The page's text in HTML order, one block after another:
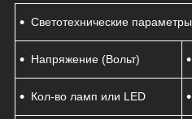
Светотехнические параметры
Напряжение (Вольт)
Кол-во ламп или LED